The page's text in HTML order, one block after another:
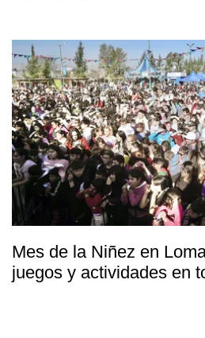
Mes de la Niñez en
juegos y actividades en